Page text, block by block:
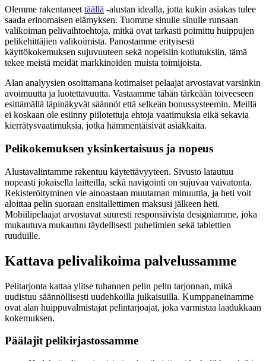
Olemme rakentaneettäällä -alustan idealla, jotta kukin asiakas tulee
saada erinomaisen elämyksen. Tuomme sinulle sinulle runsaan
valikoiman pelivaihtoehtoja, mitkä ovat tarkasti poimittu huippujen
pelikehittäjien valikoimista. Panostamme erityisesti
käyttökokemuksen sujuvuuteen sekä nopeisiin kotiutuksiin, tämä
tekee meistä meidät markkinoiden muista toimijoista.
Alan analyysien osoittamana kotimaiset pelaajat arvostavat varsinkin
avoimuutta ja luotettavuutta. Vastaamme tähän tärkeään toiveeseen
esittämällä läpinäkyvät säännöt että selkeän bonussysteemin. Meillä
ei koskaan ole esiinny piilotettuja ehtoja vaatimuksia eikä sekavia
kierrätysvaatimuksia, jotka hämmentäisivät asiakkaita.
Pelikokemuksen yksinkertaisuus ja nopeus
Alustavalintamme rakentuu käytettävyyteen. Sivusto latautuu
nopeasti jokaisella laitteilla, sekä navigointi on sujuvaa vaivatonta.
Rekisteröityminen vie ainoastaan muutaman minuuttia, ja heti voit
aloittaa pelin suoraan ensitallettimen maksusi jälkeen heti.
Mobiilipelaajat arvostavat suuresti responsiivista designiamme, joka
mukautuva mukautuu täydellisesti puhelimien sekä tablettien
ruuduille.
Kattava pelivalikoima palvelussamme
Pelitarjonta kattaa ylitse tuhannen pelin pelin tarjonnan, mikä
uudistuu säännöllisesti uudehkoilla julkaisuilla. Kumppaneinamme
ovat alan huippuvalmistajat pelintarjoajat, joka varmistaa laadukkaan
kokemuksen.
Päälajit pelikirjastossamme